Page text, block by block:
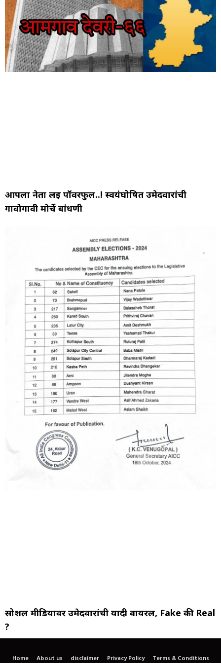
आपला नेता लई पॉवरफुल..! स्वयंघोषित उमेदवारांची
गावोगावी मोर्चे बांधणी
सोशल मीडियावर उमेदवारांची यादी वायरल, Fake की Real
?
Home About us disclaimer Privacy Policy Terms & Conditions